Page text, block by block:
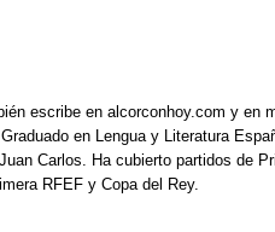
escribe en alcorconhoy.com y en
en Lengua y Literatura
Carlos. Ha cubierto partidos de
RFEF y Copa del Rey.